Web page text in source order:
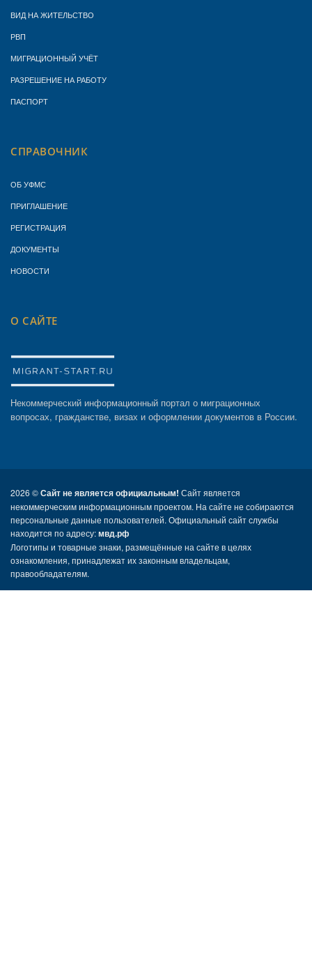
ВИД НА ЖИТЕЛЬСТВО
РВП
МИГРАЦИОННЫЙ УЧЁТ
РАЗРЕШЕНИЕ НА РАБОТУ
ПАСПОРТ
СПРАВОЧНИК
ОБ УФМС
ПРИГЛАШЕНИЕ
РЕГИСТРАЦИЯ
ДОКУМЕНТЫ
НОВОСТИ
О САЙТЕ
Некоммерческий информационный портал о миграционных
вопросах, гражданстве, визах и оформлении документов в России.
2026 ©Сайт не является официальным! Сайт является
некоммерческим информационным проектом. На сайте не собираются
персональные данные пользователей. Официальный сайт службы
находится по адресу:мвд.рф
Логотипы и товарные знаки, размещённые на сайте в целях
ознакомления, принадлежат их законным владельцам,
правообладателям.